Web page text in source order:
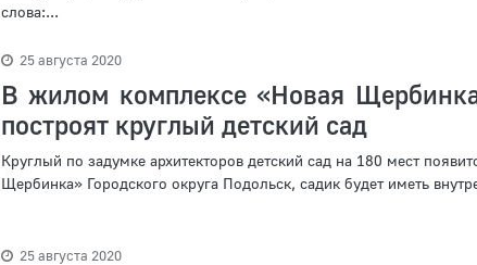
слова:...
25 августа 2020
В жилом комплексе «Новая
построят круглый детский сад
Круглый по задумке архитекторов детский сад на 180 мест
Щербинка» Городского округа Подольск, садик будет иметь
25 августа 2020